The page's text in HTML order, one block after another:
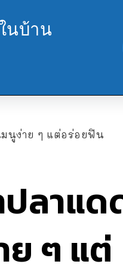
นบ้าน
นูง่าย ๆ แต่อร่อยฟิน
ปลาแด
ย ๆ แต่